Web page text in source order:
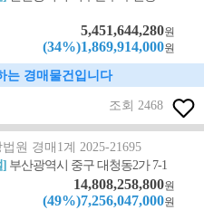
5,451,644,280원
(34%)1,869,914,000원
는 경매물건입니다
조회 2468
원 경매1계 2025-21695
] 부산광역시 중구 대청동2가 7-1
14,808,258,800원
(49%)7,256,047,000원